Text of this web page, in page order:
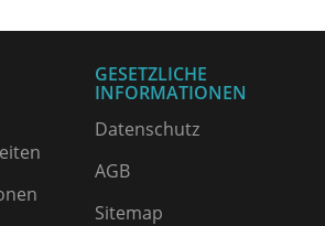
GESETZLICHE
INFORMATIONEN
Datenschutz
AGB
Sitemap